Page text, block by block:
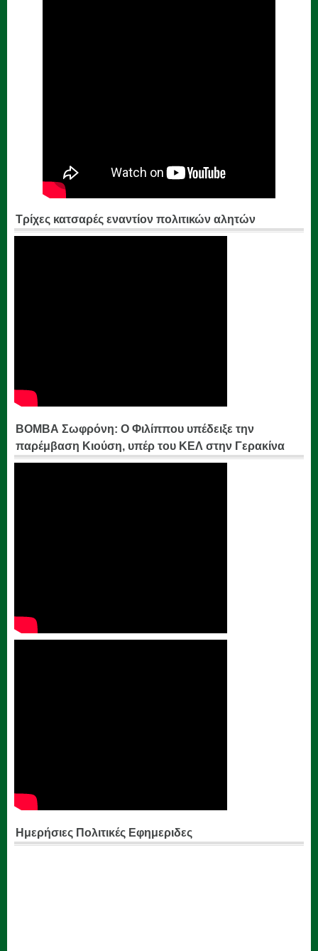
Τρίχες κατσαρές εναντίον πολιτικών αλητών
ΒΟΜΒΑ Σωφρόνη: Ο Φιλίππου υπέδειξε την
παρέμβαση Κιούση, υπέρ του ΚΕΛ στην Γερακίνα
Ημερήσιες Πολιτικές Εφημεριδες